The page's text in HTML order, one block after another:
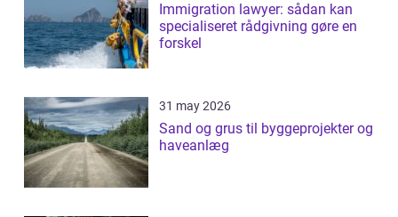
Immigration lawyer: sådan kan
specialiseret rådgivning gøre en
forskel
31 may 2026
Sand og grus til byggeprojekter og
haveanlæg